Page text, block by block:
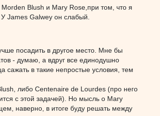
Blush и Mary Rose,при том, что я
James Galwey он слабый.
посадить в другое место. Мне бы
- думаю, а вдруг все единодушно
сажать в такие непростые условия, тем
либо Centenaire de Lourdes (про него
с этой задачей). Но мысль о Mary
наверно, в итоге буду решать между